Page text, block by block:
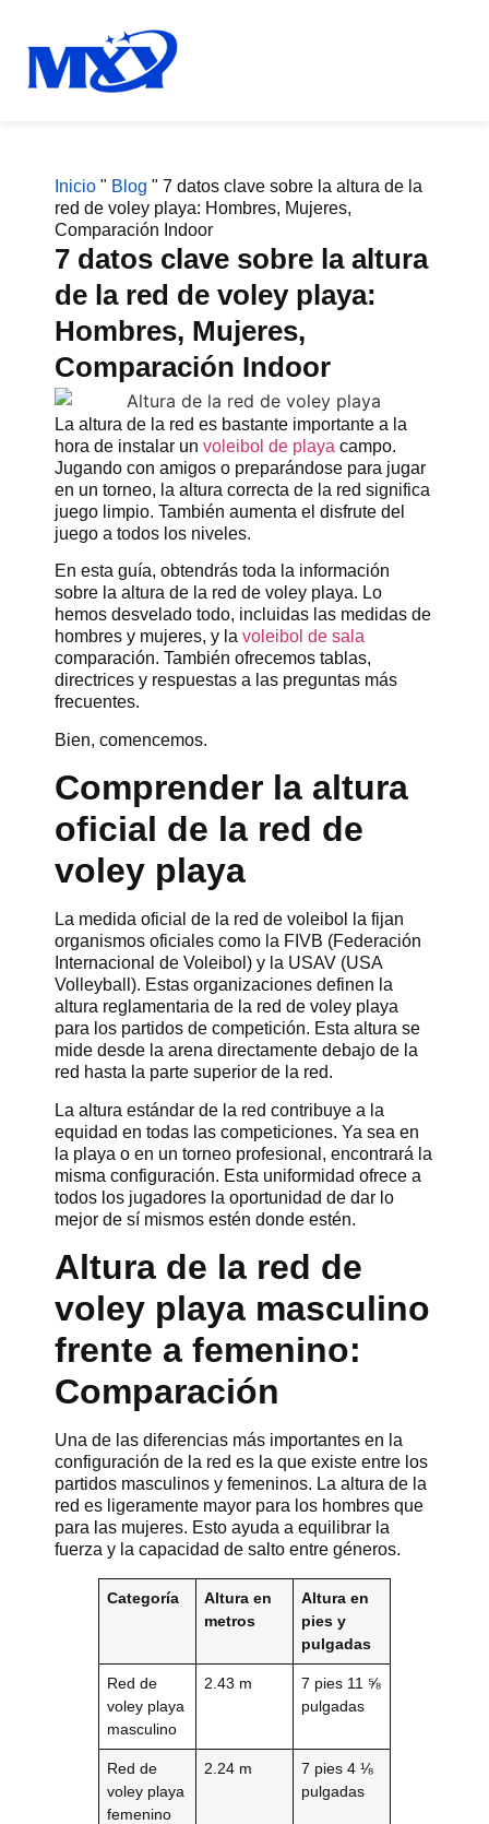
Inicio " Blog " 7 datos clave sobre la altura de la
red de voley playa: Hombres, Mujeres,
Comparación Indoor
7 datos clave sobre la altura
de la red de voley playa:
Hombres, Mujeres,
Comparación Indoor
La altura de la red es bastante importante a la
hora de instalar un voleibol de playa campo.
Jugando con amigos o preparándose para jugar
en un torneo, la altura correcta de la red significa
juego limpio. También aumenta el disfrute del
juego a todos los niveles.
En esta guía, obtendrás toda la información
sobre la altura de la red de voley playa. Lo
hemos desvelado todo, incluidas las medidas de
hombres y mujeres, y la voleibol de sala
comparación. También ofrecemos tablas,
directrices y respuestas a las preguntas más
frecuentes.
Bien, comencemos.
Comprender la altura
oficial de la red de
voley playa
La medida oficial de la red de voleibol la fijan
organismos oficiales como la FIVB (Federación
Internacional de Voleibol) y la USAV (USA
Volleyball). Estas organizaciones definen la
altura reglamentaria de la red de voley playa
para los partidos de competición. Esta altura se
mide desde la arena directamente debajo de la
red hasta la parte superior de la red.
La altura estándar de la red contribuye a la
equidad en todas las competiciones. Ya sea en
la playa o en un torneo profesional, encontrará la
misma configuración. Esta uniformidad ofrece a
todos los jugadores la oportunidad de dar lo
mejor de sí mismos estén donde estén.
Altura de la red de
voley playa masculino
frente a femenino:
Comparación
Una de las diferencias más importantes en la
configuración de la red es la que existe entre los
partidos masculinos y femeninos. La altura de la
red es ligeramente mayor para los hombres que
para las mujeres. Esto ayuda a equilibrar la
fuerza y la capacidad de salto entre géneros.
Categoría
Altura en
metros
Altura en
pies y
pulgadas
Red de
voley playa
masculino
2.43 m
7 pies 11 ⅝
pulgadas
Red de
voley playa
femenino
2.24 m
7 pies 4 ⅛
pulgadas